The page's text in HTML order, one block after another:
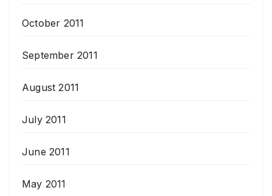
October 2011
September 2011
August 2011
July 2011
June 2011
May 2011